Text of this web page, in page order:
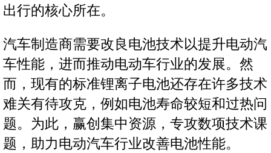
出行的核心所在。
汽车制造商需要改良电池技术以提升电动汽
车性能，进而推动电动车行业的发展。然
而，现有的标准锂离子电池还存在许多技术
难关有待攻克，例如电池寿命较短和过热问
题。为此，赢创集中资源，专攻数项技术课
题，助力电动汽车行业改善电池性能。